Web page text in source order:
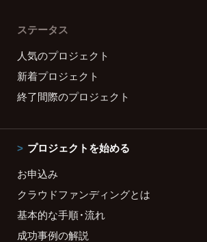
ステータス
人気のプロジェクト
新着プロジェクト
終了間際のプロジェクト
プロジェクトを始める
お申込み
クラウドファンディングとは
基本的な手順・流れ
成功事例の解説